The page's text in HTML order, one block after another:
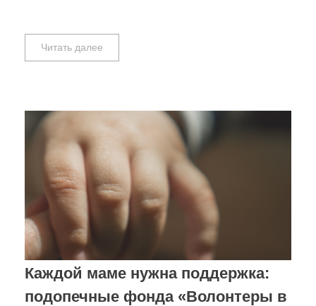
Читать далее
Каждой маме нужна поддержка:
подопечные фонда «Волонтеры в